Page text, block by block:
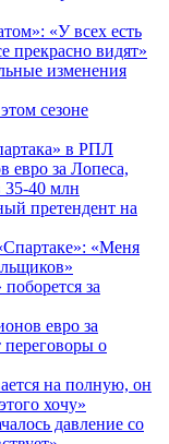
«У всех есть
прекрасно видят»
изменения
сезоне
в РПЛ
евро за Лопеса,
35-40 млн
претендент на
«Меня
за
евро за
переговоры о
на полную, он
хочу»
давление со